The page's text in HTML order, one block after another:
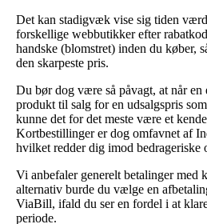
Det kan stadigvæk vise sig tiden
forskellige webbutikker efter
handske (blomstret) inden du køber,
den skarpeste pris.
Du bør dog være så påvagt, at når en
produkt til salg for en udsalgspris
kunne det for det meste være et
Kortbestillinger er dog omfavnet af
hvilket redder dig imod bedrageriske
Vi anbefaler generelt betalinger med
alternativ burde du vælge en
ViaBill, ifald du ser en fordel i at
periode.